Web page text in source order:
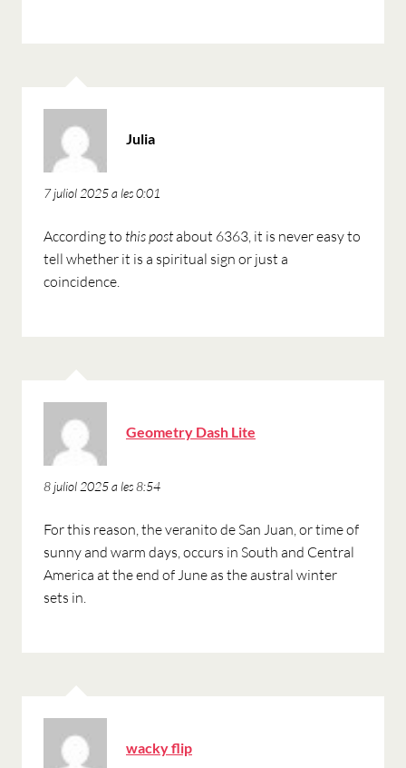
Julia
7 juliol 2025 a les 0:01
According to this postabout 6363, it is never easy to
tell whether it is a spiritual sign or just a
coincidence.
Geometry Dash Lite
8 juliol 2025 a les 8:54
For this reason, the veranito de San Juan, or time of
sunny and warm days, occurs in South and Central
America at the end of June as the austral winter
sets in.
wacky flip